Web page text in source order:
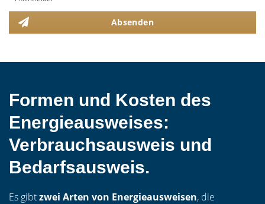
Absenden
Formen und Kosten des
Energieausweises:
Verbrauchsausweis und
Bedarfsausweis.
Es gibtzwei Arten von Energieausweisen, die